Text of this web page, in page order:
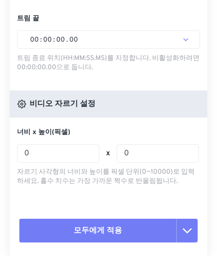
트림 끝
00 : 00 : 00 . 00
트림 종료 위치(HH:MM:SS.MS)를 지정합니다. 비활성화하려면
00:00:00.00으로 둡니다.
비디오 자르기 설정
너비 x 높이(픽셀)
x
자르기 사각형의 너비와 높이를 픽셀 단위(0~10000)로 입력
하세요. 홀수 치수는 가장 가까운 짝수로 반올림됩니다.
모두에게 적용